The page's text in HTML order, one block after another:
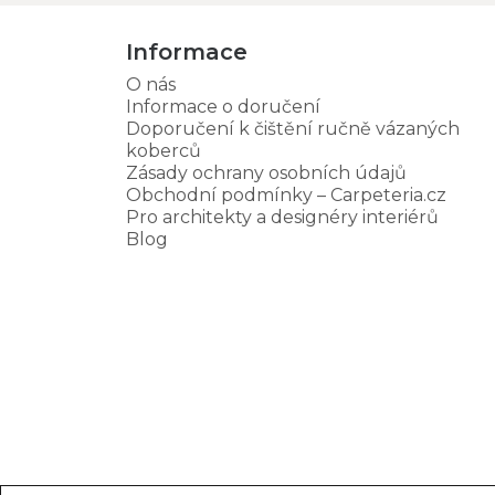
Informace
O nás
Informace o doručení
Doporučení k čištění ručně vázaných
koberců
Zásady ochrany osobních údajů
Obchodní podmínky – Carpeteria.cz
Pro architekty a designéry interiérů
Blog